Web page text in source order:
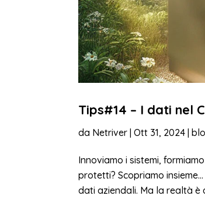
Tips#14 – I dati nel
da Netriver |Ott 31, 2024 |
Innoviamo i sistemi,
protetti? Scopriamo
dati aziendali. Ma la realtà è